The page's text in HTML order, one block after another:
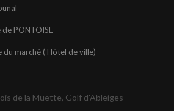
PONTOISE
du marché ( Hôtel de ville)
de la Muette, Golf d'Ableiges